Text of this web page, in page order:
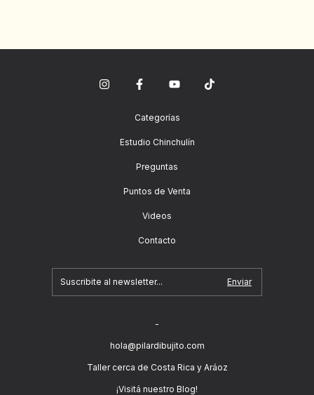
Categorías
Estudio Chinchulín
Preguntas
Puntos de Venta
Videos
Contacto
-
hola@pilardibujito.com
Taller cerca de Costa Rica y Aráoz
¡Visitá nuestro Blog!